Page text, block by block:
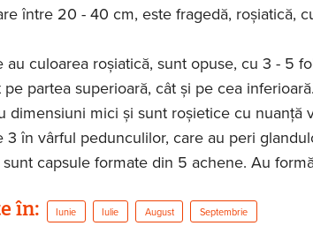
între 20 - 40 cm, este fragedă, roșiatică,
au culoarea roșiatică, sunt opuse, cu 3 - 5
pe partea superioară, cât și pe cea
dimensiuni mici și sunt roșietice cu nuanță
3 în vârful pedunculilor, care au peri
capsule formate din 5 achene. Au
în: Iunie Iulie August Septembrie